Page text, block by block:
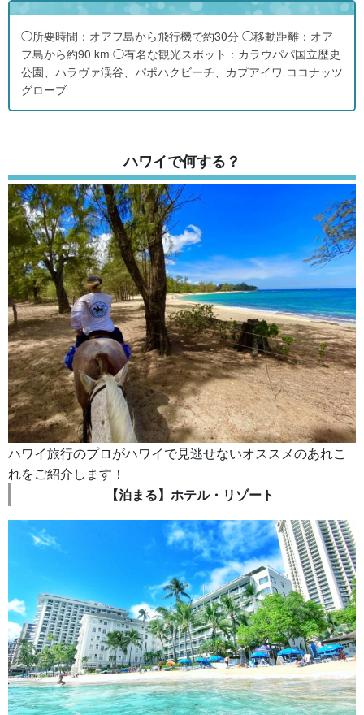
◯所要時間：オアフ島から飛行機で約30分 ◯移動距離：オア
フ島から約90 km ◯有名な観光スポット：カラウパパ国立歴史
公園、ハラヴァ渓谷、パポハクビーチ、カプアイワ ココナッツ
グローブ
ハワイで何する？
ハワイ旅行のプロがハワイで見逃せないオススメのあれこ
れをご紹介します！
【泊まる】ホテル・リゾート